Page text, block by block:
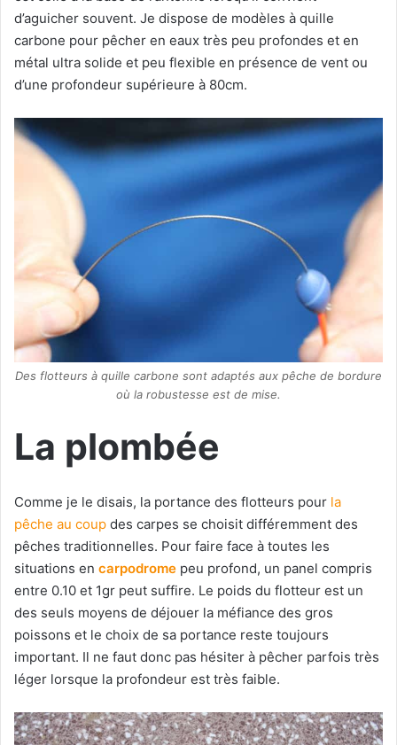
d’aguicher souvent. Je dispose de modèles à quille
carbone pour pêcher en eaux très peu profondes et en
métal ultra solide et peu flexible en présence de vent ou
d’une profondeur supérieure à 80cm.
Des flotteurs à quille carbone sont adaptés aux pêche de bordure
où la robustesse est de mise.
La plombée
Comme je le disais, la portance des flotteurs pour la
pêche au coup des carpes se choisit différemment des
pêches traditionnelles. Pour faire face à toutes les
situations en carpodrome peu profond, un panel compris
entre 0.10 et 1gr peut suffire. Le poids du flotteur est un
des seuls moyens de déjouer la méfiance des gros
poissons et le choix de sa portance reste toujours
important. Il ne faut donc pas hésiter à pêcher parfois très
léger lorsque la profondeur est très faible.